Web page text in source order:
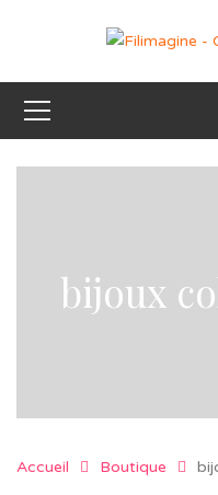
bijoux
Accueil Boutique